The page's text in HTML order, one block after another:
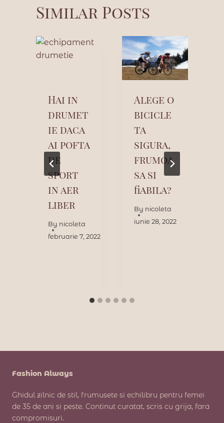
Similar Posts
Hai in
drumet
ie daca
ai pofta
de
sport
in aer
liber
By nicoleta
februarie 7, 2022
Alege o
bicicle
ta
sigura,
frumoa
sa si
fiabila?
By nicoleta
iunie 28, 2022
Fashion Always
Ghidul zilnic de stil, frumusete si echilibru pentru femei
de 35 de ani si peste. Continut curatat, scris cu grija, fara
compromisuri.